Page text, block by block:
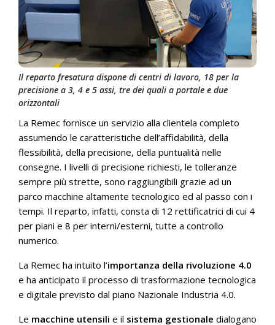
Il reparto fresatura dispone di centri di lavoro, 18 per la
precisione a 3, 4 e 5 assi, tre dei quali a portale e due
orizzontali
La Remec fornisce un servizio alla clientela completo
assumendo le caratteristiche dell’affidabilità, della
flessibilità, della precisione, della puntualità nelle
consegne. I livelli di precisione richiesti, le tolleranze
sempre più strette, sono raggiungibili grazie ad un
parco macchine altamente tecnologico ed al passo con i
tempi. Il reparto, infatti, consta di 12 rettificatrici di cui 4
per piani e 8 per interni/esterni, tutte a controllo
numerico.
La Remec ha intuito l’importanza della rivoluzione 4.0
e ha anticipato il processo di trasformazione tecnologica
e digitale previsto dal piano Nazionale Industria 4.0.
Le macchine utensili e il sistema gestionale dialogano